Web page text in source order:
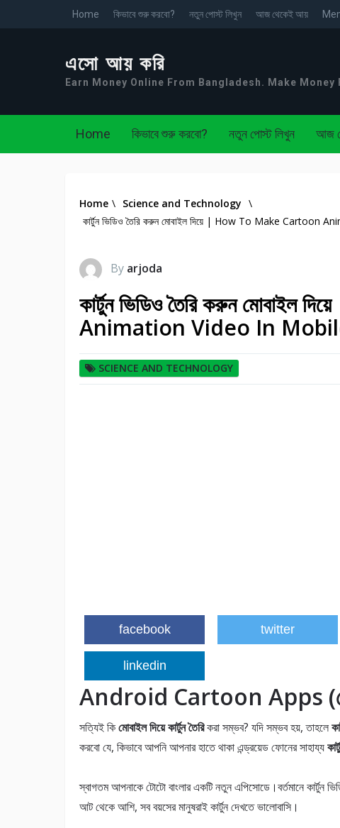
Home কিভাবে শুরু করবো? নতুন পোস্ট লিখুন আজ থেকেই আয়
এসো আয় করি
Earn Money Online From Bangladesh. Make Money
Home কিভাবে শুরু করবো? নতুন পোস্ট লিখুন আজ
Home \ Science and Technology \
কার্টুন ভিডিও তৈরি করুন মোবাইল দিয়ে | How To Make Cartoon
By arjoda
কার্টুন ভিডিও তৈরি করুন
Animation Video In
SCIENCE AND TECHNOLOGY
facebook twitter
linkedin
Android Cartoon Apps
সত্যিই কিমোবাইল দিয়ে কার্টুন তৈরিকরা সম্ভব? যদি সম্ভব হয়, তাহলে
করবো যে, কিভাবে আপনি আপনার হাতে থাকা এন্ড্রয়েড ফোনের সাহায্য
স্বাগতম আপনাকে টোটো বাংলার একটি নতুন এপিসোডে।বর্তমানে কার্টুন
আট থেকে আশি, সব বয়সের মানুষরাই কার্টুন দেখতে ভালোবাসি।